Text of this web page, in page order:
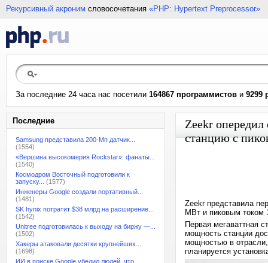
Рекурсивный акроним словосочетания «PHP: Hypertext Preprocessor»
За последние 24 часа нас посетили 164867 программистов и 9299
Последние
Samsung представила 200-Мп датчик...
(1554)
«Вершина высокомерия Rockstar»: фанаты...
(1540)
Космодром Восточный подготовили к
запуску...
(1577)
Инженеры Google создали портативный...
(1481)
SK hynix потратит $38 млрд на расширение...
(1542)
Unitree подготовилась к выходу на биржу —...
(1502)
Хакеры атаковали десятки крупнейших...
(1698)
ИИ в поиске Google убедил людей, что...
Zeekr
станцию с
Zeekr представила
МВт и пиковым током
Первая мегаваттная
мощность станции
мощностью в отрасли,
планируется